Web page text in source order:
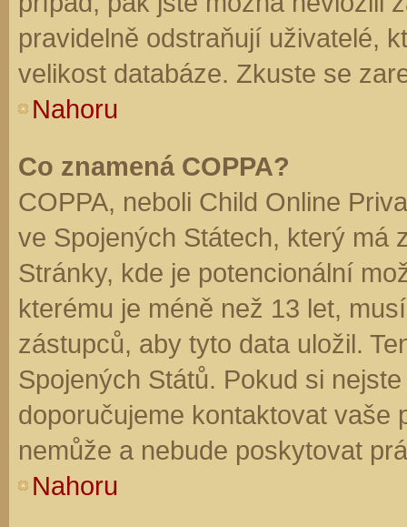
pravidelně odstraňují uživatelé,
velikost databáze. Zkuste se
Nahoru
Co znamená COPPA?
COPPA, neboli Child Online
ve Spojených Státech, který má
Stránky, kde je potencionální
kterému je méně než 13 let,
zástupců, aby tyto data uložil.
Spojených Států. Pokud si
doporučujeme kontaktovat vaše
nemůže a nebude poskytovat
Nahoru